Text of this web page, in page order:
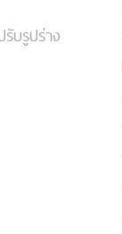
บรูปร่าง